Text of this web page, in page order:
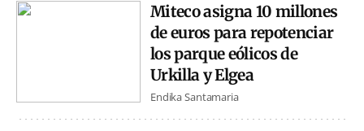
Miteco asigna 10 millones
de euros para repotenciar
los parque eólicos de
Urkilla y Elgea
Endika Santamaria